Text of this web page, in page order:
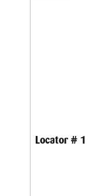
Locator # 1